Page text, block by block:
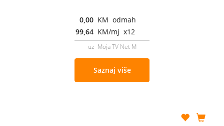
0,00 KM odmah
99,64 KM/mj x12
uz Moja TV Net M
Saznaj više